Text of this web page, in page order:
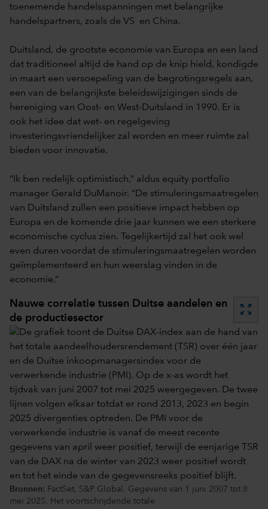
toenemende handelsspanningen met belangrijke
handelspartners, zoals de VS en China.
Duitsland, de grootste economie van Europa en een land
dat traditioneel altijd de hand op de knip hield, kondigde
in maart een versoepeling van de begrotingsregels aan,
een van de belangrijkste beleidswijzigingen sinds de
hereniging van Oost- en West-Duitsland in 1990. Er is
ook het idee dat wet- en regelgeving
investeringsvriendelijker zal worden en meer ruimte zal
bieden voor innovatie.
“Ik ben redelijk optimistisch,” aldus equity portfolio
manager Gerald DuManoir. “De stimuleringsmaatregelen
van Duitsland zullen een positieve impact hebben op
Europa en de komende drie jaar kunnen we een sterkere
economische cyclus zien. Tegelijkertijd zal het ook wel
even duren voordat de stimuleringsmaatregelen worden
geïmplementeerd en hun weerslag vinden in de
economie.”
Nauwe correlatie tussen Duitse aandelen en
de productiesector
zoom_out_map
Bronnen: FactSet, S&P Global. Gegevens van 1 juni 2007 tot 8
mei 2025. Het voortschrijdende totale